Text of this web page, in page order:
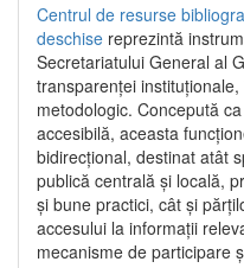
Centrul de resurse
deschise reprezintă
Secretariatului General al
transparenței
metodologic. Concepută
accesibilă, aceasta
bidirecțional, destinat atât
publică centrală și locală,
și bune practici, cât și
accesului la informații
mecanisme de participare